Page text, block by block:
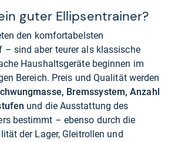
guter Ellipsentrainer?
den komfortabelsten
– sind aber teurer als klassische
Haushaltsgeräte beginnen im
Bereich. Preis und Qualität werden
Bremssystem, Anzahl
und die Ausstattung des
bestimmt – ebenso durch die
der Lager, Gleitrollen und